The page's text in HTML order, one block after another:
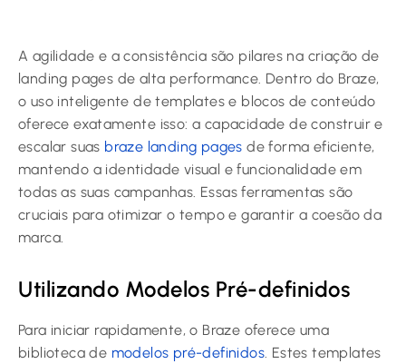
A agilidade e a consistência são pilares na criação de
landing pages de alta performance. Dentro do Braze,
o uso inteligente de templates e blocos de conteúdo
oferece exatamente isso: a capacidade de construir e
escalar suas braze landing pages de forma eficiente,
mantendo a identidade visual e funcionalidade em
todas as suas campanhas. Essas ferramentas são
cruciais para otimizar o tempo e garantir a coesão da
marca.
Utilizando Modelos Pré-definidos
Para iniciar rapidamente, o Braze oferece uma
biblioteca de modelos pré-definidos. Estes templates